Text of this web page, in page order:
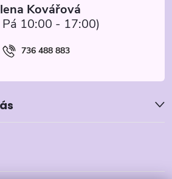
Kovářová
736 488 883